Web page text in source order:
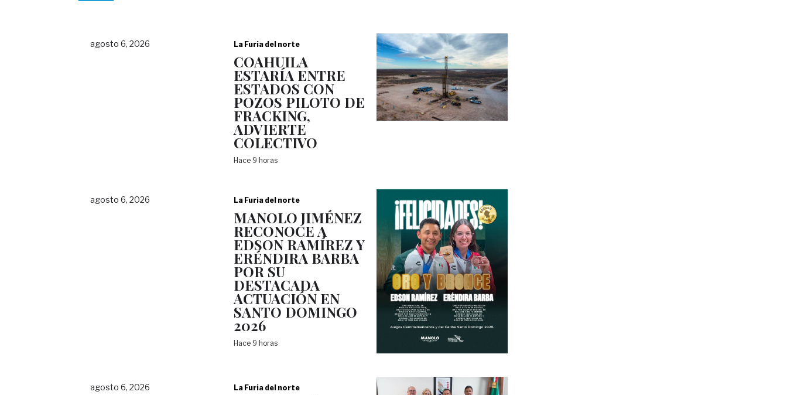
agosto 6, 2026 La Furia del norte
COAHUILA
ESTARÍA ENTRE
ESTADOS CON
POZOS PILOTO DE
FRACKING,
ADVIERTE
COLECTIVO
Hace 9 horas
agosto 6, 2026 La Furia del norte
MANOLO JIMÉNEZ
RECONOCE A
EDSON RAMÍREZ Y
ERÉNDIRA BARBA
POR SU
DESTACADA
ACTUACIÓN EN
SANTO DOMINGO
2026
Hace 9 horas
agosto 6, 2026 La Furia del norte